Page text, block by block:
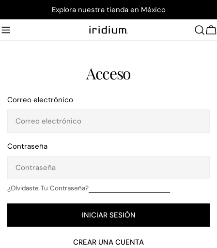
al
contenido
Explora nuestra tienda en México
Acceso
Correo electrónico
Contraseña
¿Olvidaste Tu Contraseña?
INICIAR SESIÓN
CREAR UNA CUENTA